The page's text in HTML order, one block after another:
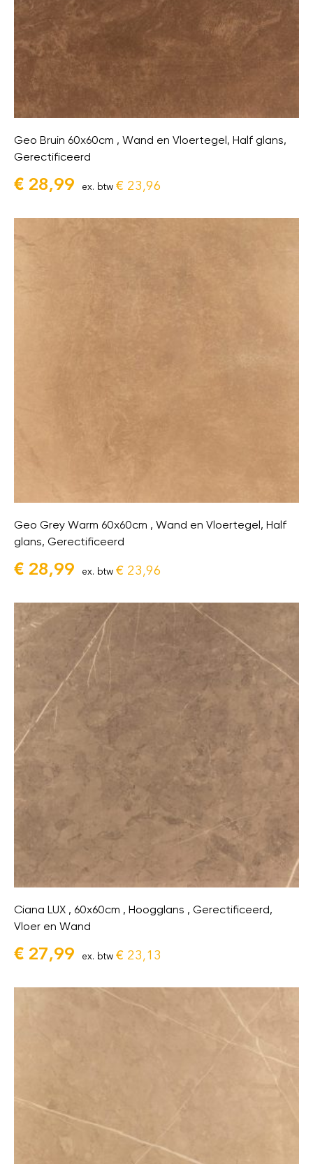
Geo Bruin 60x60cm , Wand en Vloertegel, Half glans,
Gerectificeerd
€ 28,99 ex. btw € 23,96
Geo Grey Warm 60x60cm , Wand en Vloertegel, Half
glans, Gerectificeerd
€ 28,99 ex. btw € 23,96
Ciana LUX , 60x60cm , Hoogglans , Gerectificeerd,
Vloer en Wand
€ 27,99 ex. btw € 23,13